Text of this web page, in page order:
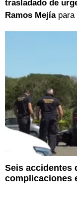
trasladado de
Ramos Mejíapara
Seis accidentes
complicaciones